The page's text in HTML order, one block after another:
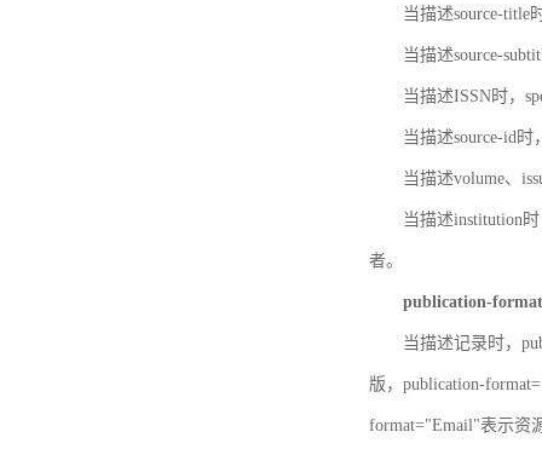
当描述source-title
当描述source-
当描述ISSN时，
当描述source-id
当描述volume、
当描述institution
者。
publication-format
当描述记录时，
版，publication-
format="Email"表示资